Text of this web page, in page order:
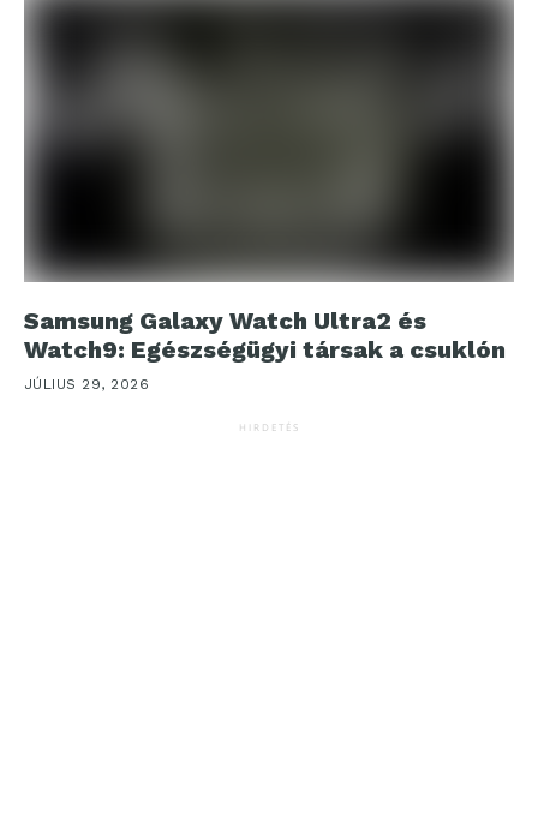
Samsung Galaxy Watch Ultra2 és
Watch9: Egészségügyi társak a csuklón
JÚLIUS 29, 2026
HIRDETÉS